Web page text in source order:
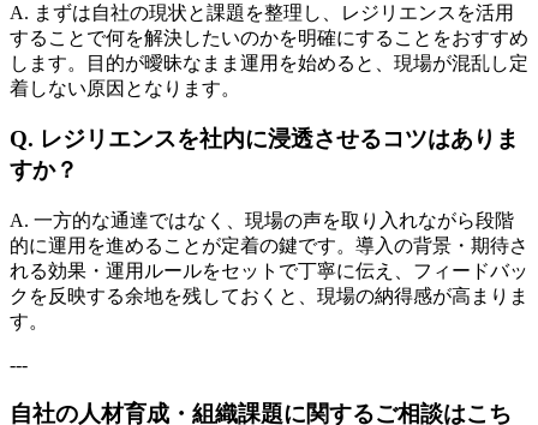
A. まずは自社の現状と課題を整理し、レジリエンスを活用
することで何を解決したいのかを明確にすることをおすすめ
します。目的が曖昧なまま運用を始めると、現場が混乱し定
着しない原因となります。
Q. レジリエンスを社内に浸透させるコツはありま
すか？
A. 一方的な通達ではなく、現場の声を取り入れながら段階
的に運用を進めることが定着の鍵です。導入の背景・期待さ
れる効果・運用ルールをセットで丁寧に伝え、フィードバッ
クを反映する余地を残しておくと、現場の納得感が高まりま
す。
---
自社の人材育成・組織課題に関するご相談はこち